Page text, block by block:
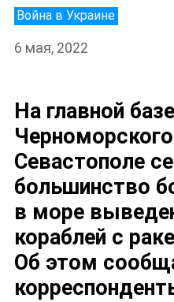
Война в Украине
6 мая, 2022
На главной базе
Севастополе
большинство
в море
кораблей с
Об этом